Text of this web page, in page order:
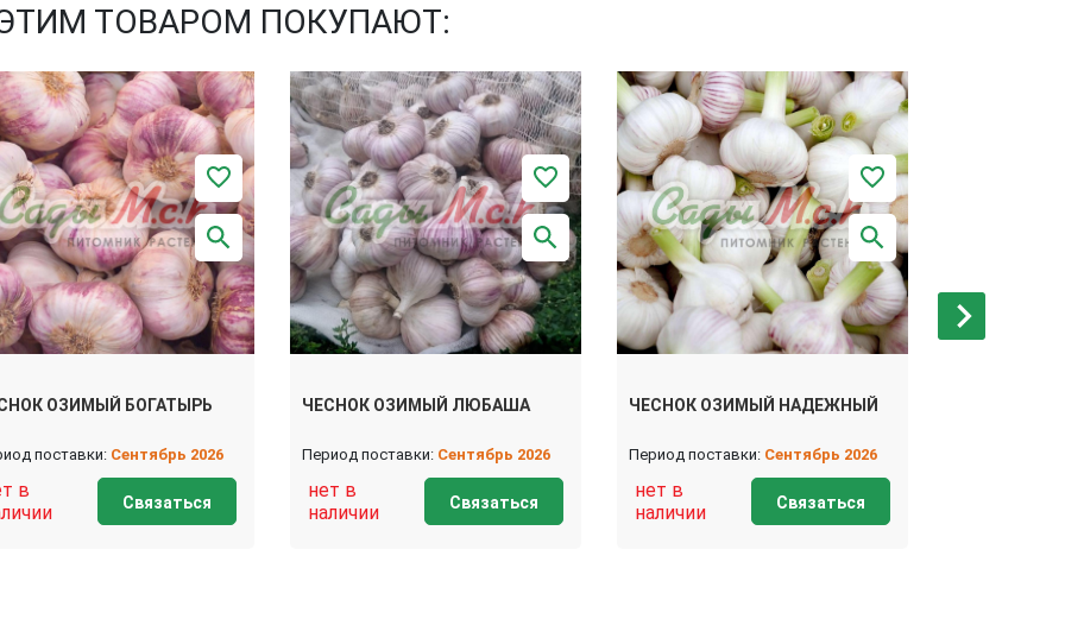
ТОВАРОМ ПОКУПАЮТ:
ОЗИМЫЙ БОГАТЫРЬ
поставки: Сентябрь 2026
в
Связаться
ЧЕСНОК ОЗИМЫЙ ЛЮБАША
Период поставки: Сентябрь 2026
нет в
наличии
Связаться
ЧЕСНОК ОЗИМЫЙ НАДЕЖНЫЙ
Период поставки: Сентябрь 2026
нет в
наличии
Связаться